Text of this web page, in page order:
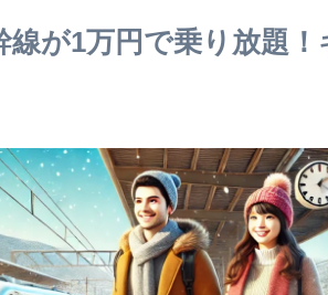
線が1万円で乗り放題